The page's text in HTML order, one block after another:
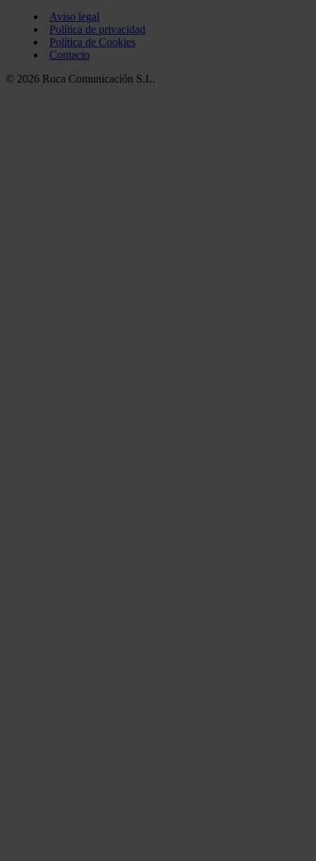
Aviso legal
Política de privacidad
Política de Cookies
Contacto
© 2026 Roca Comunicación S.L.